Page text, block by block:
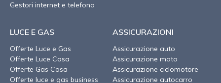
Gestori internet e telefono
LUCE E GAS
Offerte Luce e Gas
Offerte Luce Casa
Offerte Gas Casa
Offerte luce e gas business
ASSICURAZIONI
Assicurazione auto
Assicurazione moto
Assicurazione ciclomotore
Assicurazione autocarro